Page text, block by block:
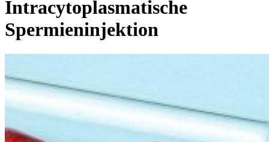
Intracytoplasmatische
Spermieninjektion